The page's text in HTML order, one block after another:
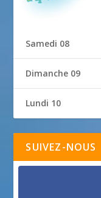
Samedi 08
Dimanche 09
Lundi 10
SUIVEZ-NOUS